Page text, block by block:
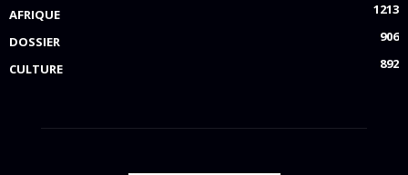
AFRIQUE
1213
DOSSIER
906
CULTURE
892